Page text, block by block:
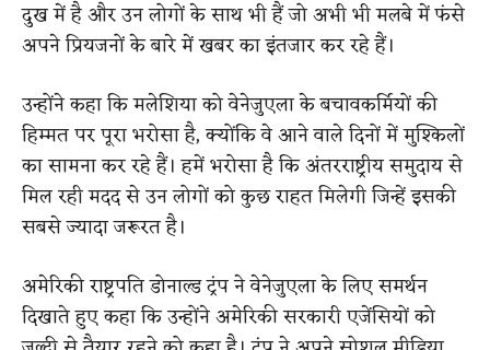
दुख में है और उन लोगों के साथ भी हैं जो अभी भी मलबे में फंसे
अपने प्रियजनों के बारे में खबर का इंतजार कर रहे हैं।
उन्होंने कहा कि मलेशिया को वेनेजुएला के बचावकर्मियों की
हिम्मत पर पूरा भरोसा है, क्योंकि वे आने वाले दिनों में मुश्किलों
का सामना कर रहे हैं। हमें भरोसा है कि अंतरराष्ट्रीय समुदाय से
मिल रही मदद से उन लोगों को कुछ राहत मिलेगी जिन्हें इसकी
सबसे ज्यादा जरूरत है।
अमेरिकी राष्ट्रपति डोनाल्ड ट्रंप ने वेनेजुएला के लिए समर्थन
दिखाते हुए कहा कि उन्होंने अमेरिकी सरकारी एजेंसियों को